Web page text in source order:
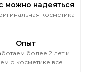
можно надеяться
косметика
Опыт
более 2 лет и
о косметике все